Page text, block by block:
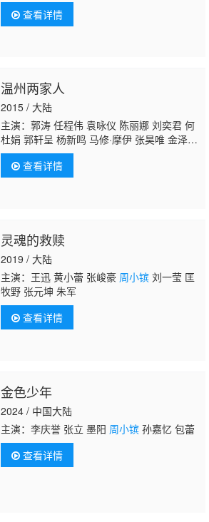
查看详情
温州两家人
2015 / 大陆
主演：郭涛 任程伟 袁咏仪 陈丽娜 刘奕君 何
杜娟 郭轩呈 杨新鸣 马修·摩伊 张昊唯 金泽
灏 曹苑 洪秀儿 冯晖 谭希和 曹磊 王永泉 刘
钧 尹子维 赵千紫 王禹铮 嵇波 苗克 李大光 韩
福利 王志刚 任伟 曾国武 柯新磊
查看详情
灵魂的救赎
2019 / 大陆
主演：王迅 黄小蕾 张峻豪 周小镔刘一莹 匡
牧野 张元坤 朱军
查看详情
金色少年
2024 / 中国大陆
主演：李庆誉 张立 墨阳 周小镔孙嘉忆 包蕾
查看详情